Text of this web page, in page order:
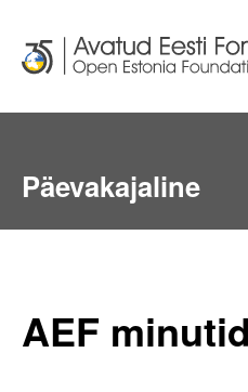
EN RU
info@oef.org.ee +372
Päevakajaline
AEF